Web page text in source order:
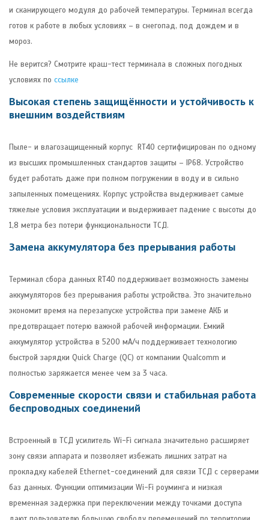
и сканирующего модуля до рабочей температуры. Терминал всегда
готов к работе в любых условиях – в снегопад, под дождем и в
мороз.
Не верится? Смотрите краш-тест терминала в сложных погодных
условиях по ссылке
Высокая степень защищённости и устойчивость к
внешним воздействиям
Пыле- и влагозащищенный корпус RT40 сертифицирован по одному
из высших промышленных стандартов защиты – IP68. Устройство
будет работать даже при полном погружении в воду и в сильно
запыленных помещениях. Корпус устройства выдерживает самые
тяжелые условия эксплуатации и выдерживает падение с высоты до
1,8 метра без потери функциональности ТСД.
Замена аккумулятора без прерывания работы
Терминал сбора данных RT40 поддерживает возможность замены
аккумуляторов без прерывания работы устройства. Это значительно
экономит время на перезапуске устройства при замене АКБ и
предотвращает потерю важной рабочей информации. Емкий
аккумулятор устройства в 5200 мА/ч поддерживает технологию
быстрой зарядки Quick Charge (QC) от компании Qualcomm и
полностью заряжается менее чем за 3 часа.
Современные скорости связи и стабильная работа
беспроводных соединений
Встроенный в ТСД усилитель Wi-Fi сигнала значительно расширяет
зону связи аппарата и позволяет избежать лишних затрат на
прокладку кабелей Ethernet-соединений для связи ТСД с серверами
баз данных. Функции оптимизации Wi-Fi роуминга и низкая
временная задержка при переключении между точками доступа